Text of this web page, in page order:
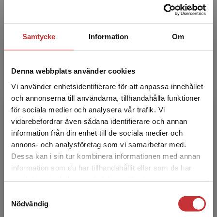
Samtycke Information Om
Denna webbplats använder cookies
Vi använder enhetsidentifierare för att anpassa innehållet
och annonserna till användarna, tillhandahålla funktioner
för sociala medier och analysera vår trafik. Vi
vidarebefordrar även sådana identifierare och annan
information från din enhet till de sociala medier och
annons- och analysföretag som vi samarbetar med.
Dessa kan i sin tur kombinera informationen med annan
information som du har tillhandahållit eller som de har
Nödvändig
Begränsad fraktregion
Det verkar som att du besöker
studentlitteratur.se via en enhet utanför Sverige.
Vi erbjuder inte leveranser utanför Sverige. För
att kunna slutföra ett köp måste
Ulrika Hallberg är socionom och docent i
folkhälsovetenskap vid Malmö universitet. Hon
Nordiska hög...
Carl Martin Allwood
Carl Martin Allwood är professor emeritus vid
universitet. Mellan 1998 och 2008 var han